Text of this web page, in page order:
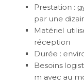
Prestation :
par une
Matériel
réception
Durée :
Besoins
m avec au